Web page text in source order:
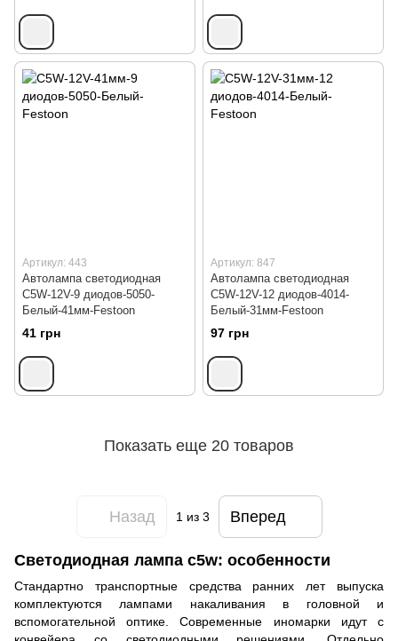
Артикул: 443
Автолампа светодиодная
C5W-12V-9 диодов-5050-
Белый-41мм-Festoon
41 грн
Артикул: 847
Автолампа светодиодная
C5W-12V-12 диодов-4014-
Белый-31мм-Festoon
97 грн
Показать еще 20 товаров
Назад 1 из 3 Вперед
Светодиодная лампа c5w: особенности
Стандартно транспортные средства ранних лет выпуска
комплектуются лампами накаливания в головной и
вспомогательной оптике. Современные иномарки идут с